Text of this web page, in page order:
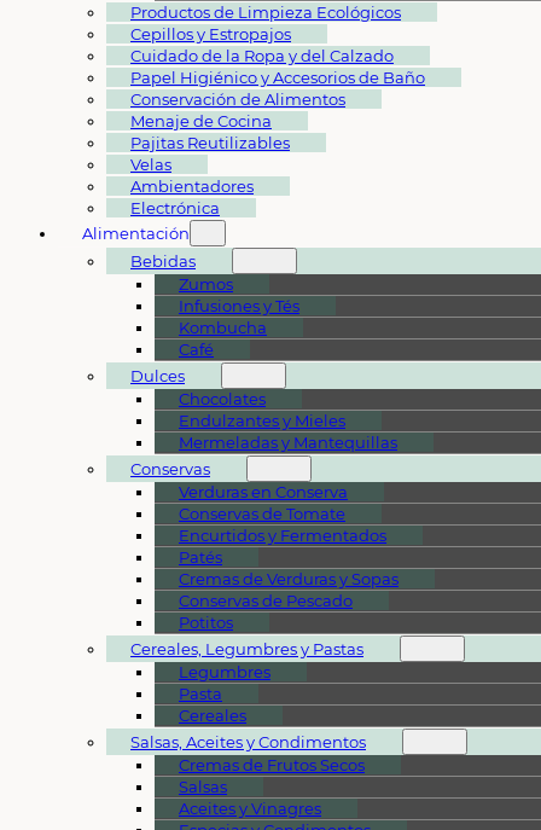
Productos de Limpieza Ecológicos
Cepillos y Estropajos
Cuidado de la Ropa y del Calzado
Papel Higiénico y Accesorios de Baño
Conservación de Alimentos
Menaje de Cocina
Pajitas Reutilizables
Velas
Ambientadores
Electrónica
Alimentación
Bebidas
Zumos
Infusiones y Tés
Kombucha
Café
Dulces
Chocolates
Endulzantes y Mieles
Mermeladas y Mantequillas
Conservas
Verduras en Conserva
Conservas de Tomate
Encurtidos y Fermentados
Patés
Cremas de Verduras y Sopas
Conservas de Pescado
Potitos
Cereales, Legumbres y Pastas
Legumbres
Pasta
Cereales
Salsas, Aceites y Condimentos
Cremas de Frutos Secos
Salsas
Aceites y Vinagres